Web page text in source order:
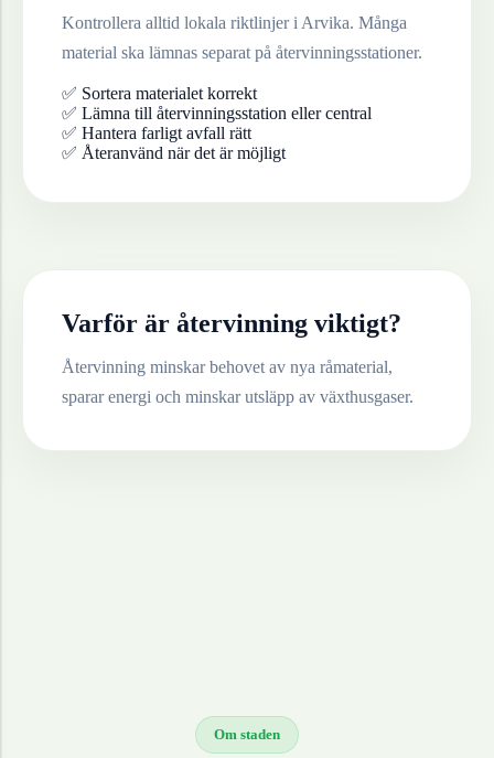
Kontrollera alltid lokala riktlinjer i Arvika. Många
material ska lämnas separat på återvinningsstationer.
✅ Sortera materialet korrekt
✅ Lämna till återvinningsstation eller central
✅ Hantera farligt avfall rätt
✅ Återanvänd när det är möjligt
Varför är återvinning viktigt?
Återvinning minskar behovet av nya råmaterial,
sparar energi och minskar utsläpp av växthusgaser.
Om staden